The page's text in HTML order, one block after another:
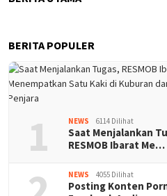
BERITA POPULER
1 NEWS 6114 Dilihat
Saat Menjalankan
RESMOB Ibarat Me…
NEWS 4055 Dilihat
Posting Konten